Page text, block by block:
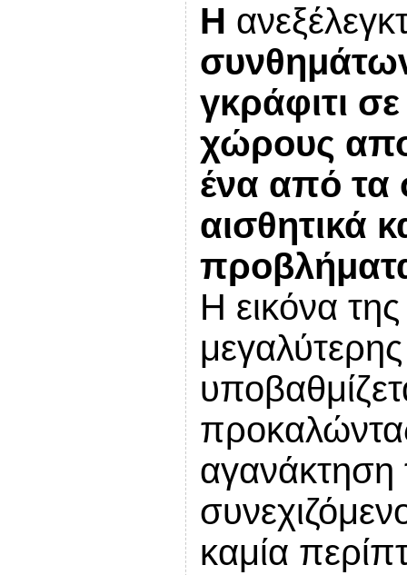
Η
γκράφιτι
χώρους
ένα από τα
αισθητικά
Η εικόνα της
αγανάκτηση
καμία